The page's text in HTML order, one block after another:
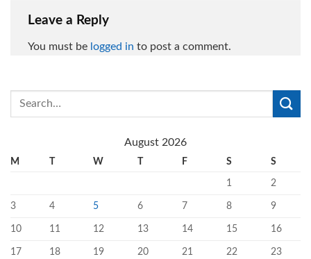
Leave a Reply
You must be logged in to post a comment.
August 2026
M T W T F S S
1 2
3 4 5 6 7 8 9
10 11 12 13 14 15 16
17 18 19 20 21 22 23